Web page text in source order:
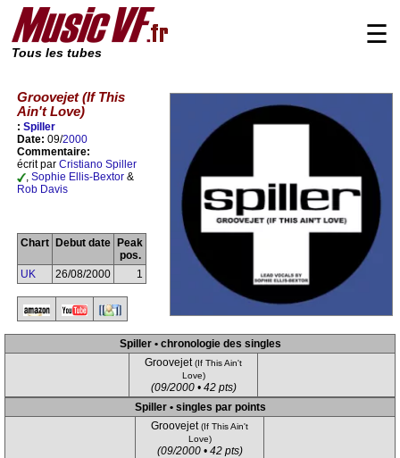
Tous les tubes
☰
Groovejet (If This
Ain't Love)
: Spiller
Date: 09/2000
Commentaire:
écrit par Cristiano Spiller
, Sophie Ellis-Bextor &
Rob Davis
Chart Debut date
Peak
pos.
UK
26/08/2000 1
Spiller • chronologie des singles
Groovejet(If This Ain't
Love)
(09/2000 • 42 pts)
Spiller • singles par points
Groovejet(If This Ain't
Love)
(09/2000 • 42 pts)